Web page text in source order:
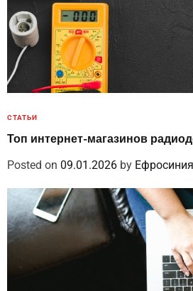
СТАТЬИ
Топ интернет-магазинов
Posted on 09.01.2026 by